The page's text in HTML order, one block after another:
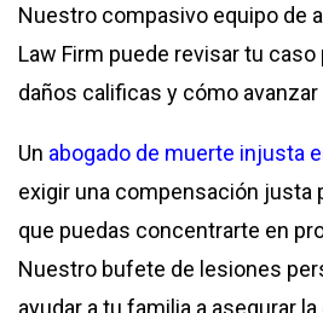
Nuestro compasivo equipo de
Law Firm puede revisar tu
daños calificas y cómo
Un abogado de muerte injusta
exigir una compensación justa
que puedas concentrarte en
Nuestro bufete de lesiones
ayudar a tu familia a asegurar